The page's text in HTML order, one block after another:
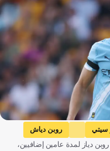
سيتي
روبن دياش
دياز لمدة عامين إضافيين،